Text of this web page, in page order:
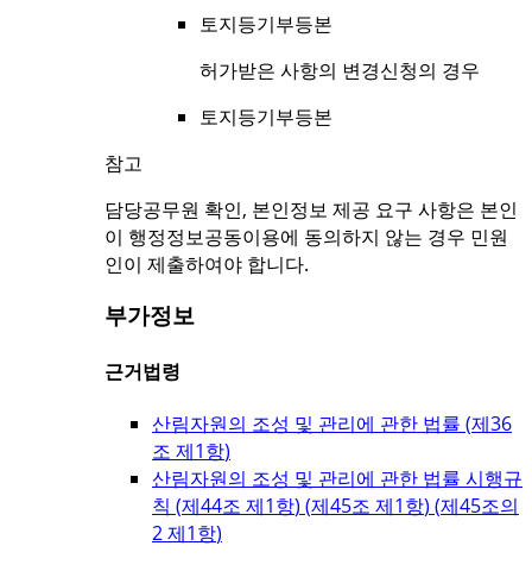
토지등기부등본
허가받은 사항의 변경신청의 경우
토지등기부등본
참고
담당공무원 확인, 본인정보 제공 요구 사항은 본인
이 행정정보공동이용에 동의하지 않는 경우 민원
인이 제출하여야 합니다.
부가정보
근거법령
산림자원의 조성 및 관리에 관한 법률 (제36
조 제1항)
산림자원의 조성 및 관리에 관한 법률 시행규
칙 (제44조 제1항) (제45조 제1항) (제45조의
2 제1항)